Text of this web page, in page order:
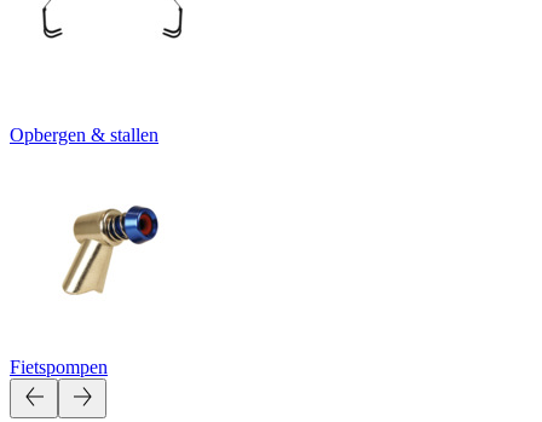
Opbergen & stallen
Fietspompen